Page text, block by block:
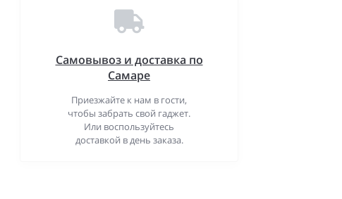
Самовывоз и доставка по
Самаре
Приезжайте к нам в гости,
чтобы забрать свой гаджет.
Или воспользуйтесь
доставкой в день заказа.